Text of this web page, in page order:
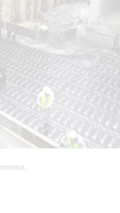
.